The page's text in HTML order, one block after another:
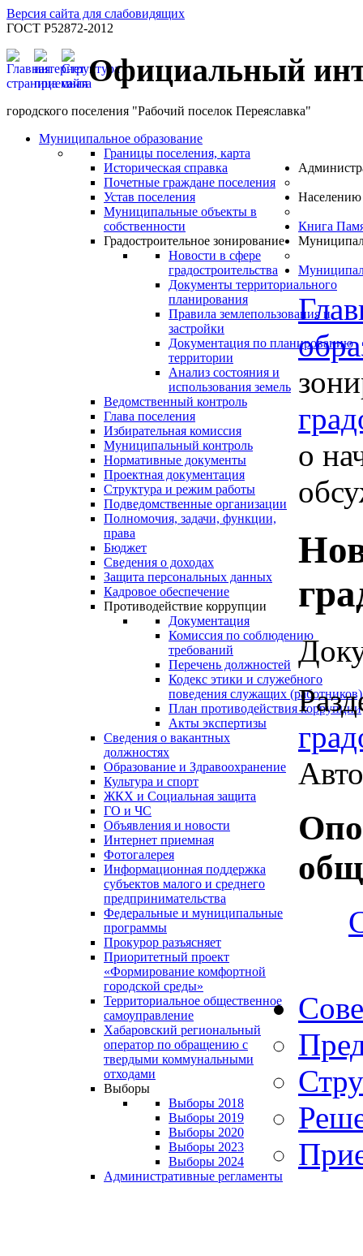
Версия сайта для слабовидящих
ГОСТ Р52872-2012
Официальный
городского поселения "Рабочий поселок Переяславка"
Муниципальное образование
Границы поселения, карта
Историческая справка
Почетные граждане поселения
Устав поселения
Муниципальные объекты в
собственности
Градостроительное зонирование
Новости в сфере
градостроительства
Документы территориального
планирования
Правила землепользования и
застройки
Документация по планированию
территории
Анализ состояния и
использования земель
Ведомственный контроль
Глава поселения
Избирательная комиссия
Муниципальный контроль
Нормативные документы
Проектная документация
Структура и режим работы
Подведомственные организации
Полномочия, задачи, функции,
права
Бюджет
Сведения о доходах
Защита персональных данных
Кадровое обеспечение
Противодействие коррупции
Документация
Комиссия по соблюдению
требований
Перечень должностей
Кодекс этики и служебного
поведения служащих (работников)
План противодействия коррупции
Акты экспертизы
Сведения о вакантных
должностях
Населению
Образование и Здравоохранение
Культура и спорт
ЖКХ и Социальная защита
ГО и ЧС
Объявления и новости
Интернет приемная
Фотогалерея
Информационная поддержка
субъектов малого и среднего
предпринимательства
Федеральные и муниципальные
программы
Прокурор разъясняет
Приоритетный проект
«Формирование комфортной
городской среды»
Территориальное общественное
самоуправление
Хабаровский региональный
оператор по обращению с
твердыми коммунальными
отходами
Выборы
Выборы 2018
Выборы 2019
Выборы 2020
Выборы 2023
Выборы 2024
Книга
Административные регламенты
о